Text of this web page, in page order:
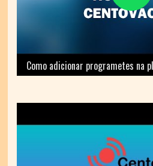
Como adicionar programetes na